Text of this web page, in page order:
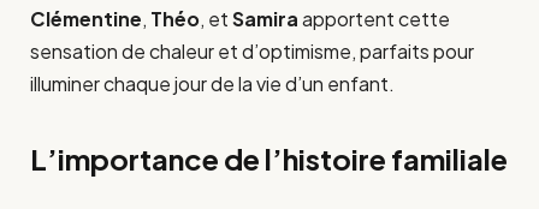
Clémentine, Théo, etSamiraapportent cette
sensation de chaleur et d’optimisme, parfaits pour
illuminer chaque jour de la vie d’un enfant.
L’importance de l’histoire familiale